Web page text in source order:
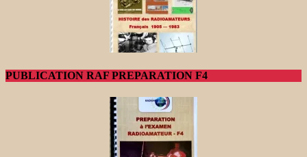
PUBLICATION RAF PREPARATION F4